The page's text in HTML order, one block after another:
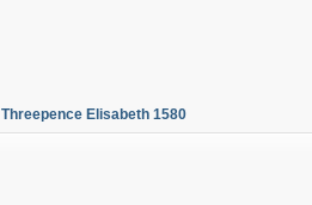
Threepence Elisabeth 1580